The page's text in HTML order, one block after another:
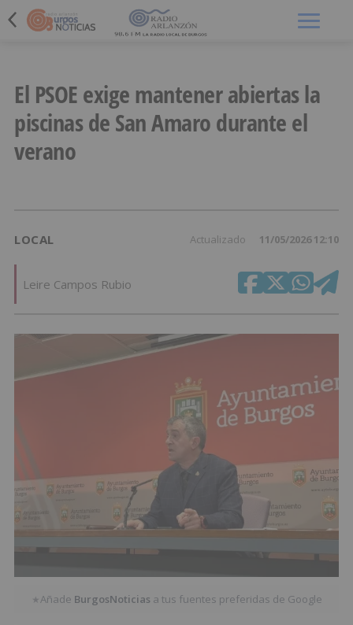
El PSOE exige mantener abiertas la
piscinas de San Amaro durante el
verano
LOCAL Actualizado 11/05/2026 12:10
Leire Campos Rubio
★Añade BurgosNoticias a tus fuentes preferidas de Google